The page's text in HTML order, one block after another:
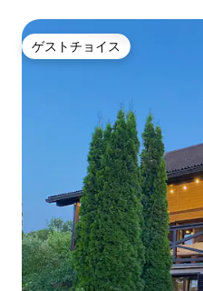
ゲストチョイス
ゲストチョイス